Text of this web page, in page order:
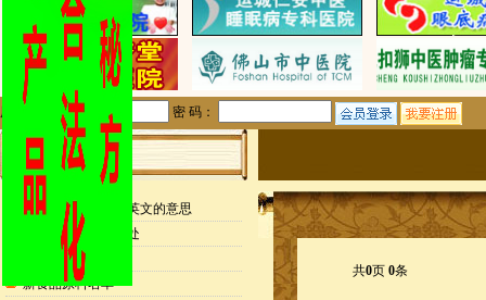
用户名： 密 码：
站内公告
检测报告封面缩写英文的意思
申请专利的25个好处
药食同源目录
新食品原料名单
共0页 0条